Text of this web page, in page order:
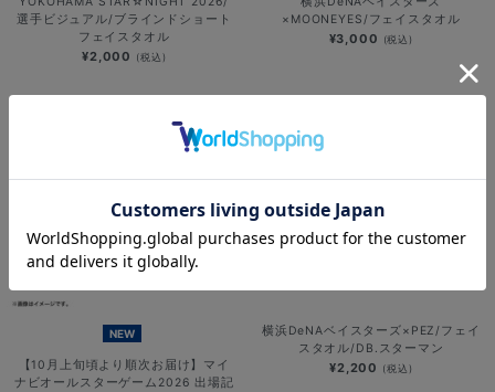
選手ビジュアル/ブラインドショート
フェイスタオル
¥2,000 (税込)
×MOONEYES/フェイスタオル
¥3,000 (税込)
NEW
【10月上旬頃より順次お届け】マイ
ナビオールスターゲーム2026 出場記
横浜DeNAベイスターズ×PEZ/フェイ
スタオル/DB.スターマン
¥2,200 (税込)